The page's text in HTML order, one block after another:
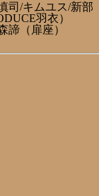
司/キムユス/新部
羽衣）
諦（扉座）